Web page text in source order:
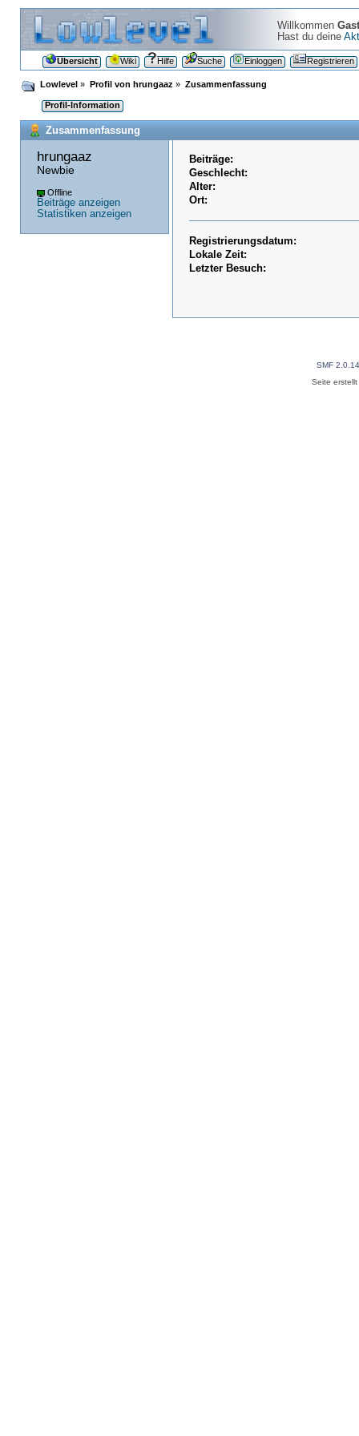
Willkommen Gast
Hast du deine
Übersicht Wiki Hilfe Suche Einloggen Registrieren
Lowlevel » Profil von hrungaaz » Zusammenfassung
Profil-Information
Zusammenfassung
hrungaaz
Newbie
Offline
Beiträge anzeigen
Statistiken anzeigen
Beiträge:
Geschlecht:
Alter:
Ort:
Registrierungsdatum:
Lokale Zeit:
Letzter Besuch:
SMF 2.0.14
Seite